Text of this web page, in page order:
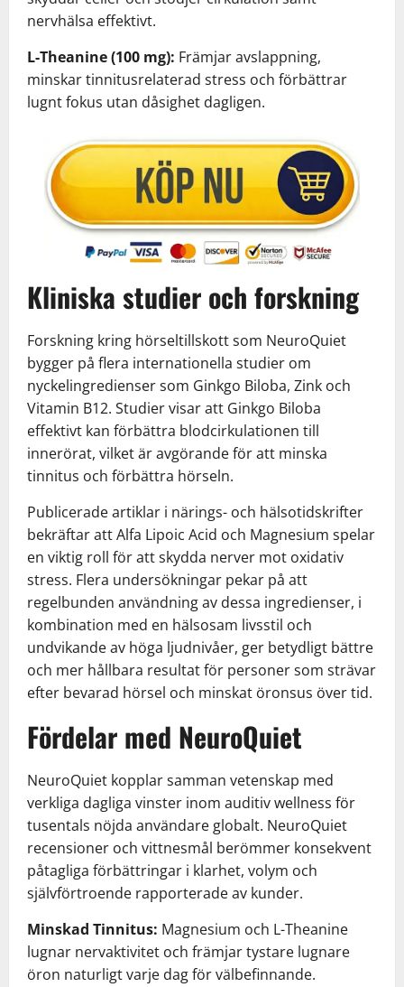
nervhälsa effektivt.
L-Theanine (100 mg): Främjar avslappning,
minskar tinnitusrelaterad stress och förbättrar
lugnt fokus utan dåsighet dagligen.
Kliniska studier och forskning
Forskning kring hörseltillskott som NeuroQuiet
bygger på flera internationella studier om
nyckelingredienser som Ginkgo Biloba, Zink och
Vitamin B12. Studier visar att Ginkgo Biloba
effektivt kan förbättra blodcirkulationen till
innerörat, vilket är avgörande för att minska
tinnitus och förbättra hörseln.
Publicerade artiklar i närings- och hälsotidskrifter
bekräftar att Alfa Lipoic Acid och Magnesium spelar
en viktig roll för att skydda nerver mot oxidativ
stress. Flera undersökningar pekar på att
regelbunden användning av dessa ingredienser, i
kombination med en hälsosam livsstil och
undvikande av höga ljudnivåer, ger betydligt bättre
och mer hållbara resultat för personer som strävar
efter bevarad hörsel och minskat öronsus över tid.
Fördelar med NeuroQuiet
NeuroQuiet kopplar samman vetenskap med
verkliga dagliga vinster inom auditiv wellness för
tusentals nöjda användare globalt. NeuroQuiet
recensioner och vittnesmål berömmer konsekvent
påtagliga förbättringar i klarhet, volym och
självförtroende rapporterade av kunder.
Minskad Tinnitus: Magnesium och L-Theanine
lugnar nervaktivitet och främjar tystare lugnare
öron naturligt varje dag för välbefinnande.